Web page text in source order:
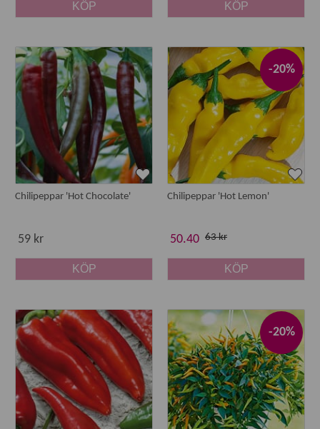
KÖP KÖP
Chilipeppar 'Hot Chocolate'
59 kr
KÖP
-20%
Chilipeppar 'Hot Lemon'
50.40 63 kr
KÖP
-20%